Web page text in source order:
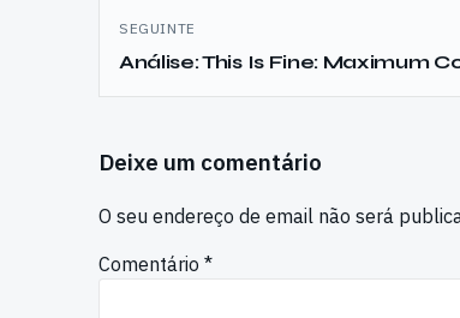
SEGUINTE
Análise: This Is Fine: Maximum
Deixe um comentário
O seu endereço de email não será
Comentário *